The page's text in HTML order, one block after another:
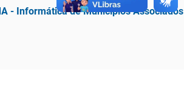
- Informática de Municípios Associados